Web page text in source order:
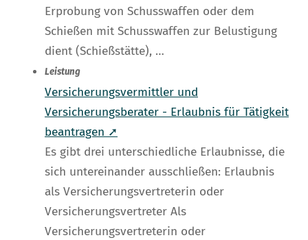
Erprobung von Schusswaffen oder dem
Schießen mit Schusswaffen zur Belustigung
dient (Schießstätte), …
Leistung
Versicherungsvermittler und
Versicherungsberater - Erlaubnis für Tätigkeit
beantragen ➚
Es gibt drei unterschiedliche Erlaubnisse, die
sich untereinander ausschließen: Erlaubnis
als Versicherungsvertreterin oder
Versicherungsvertreter Als
Versicherungsvertreterin oder